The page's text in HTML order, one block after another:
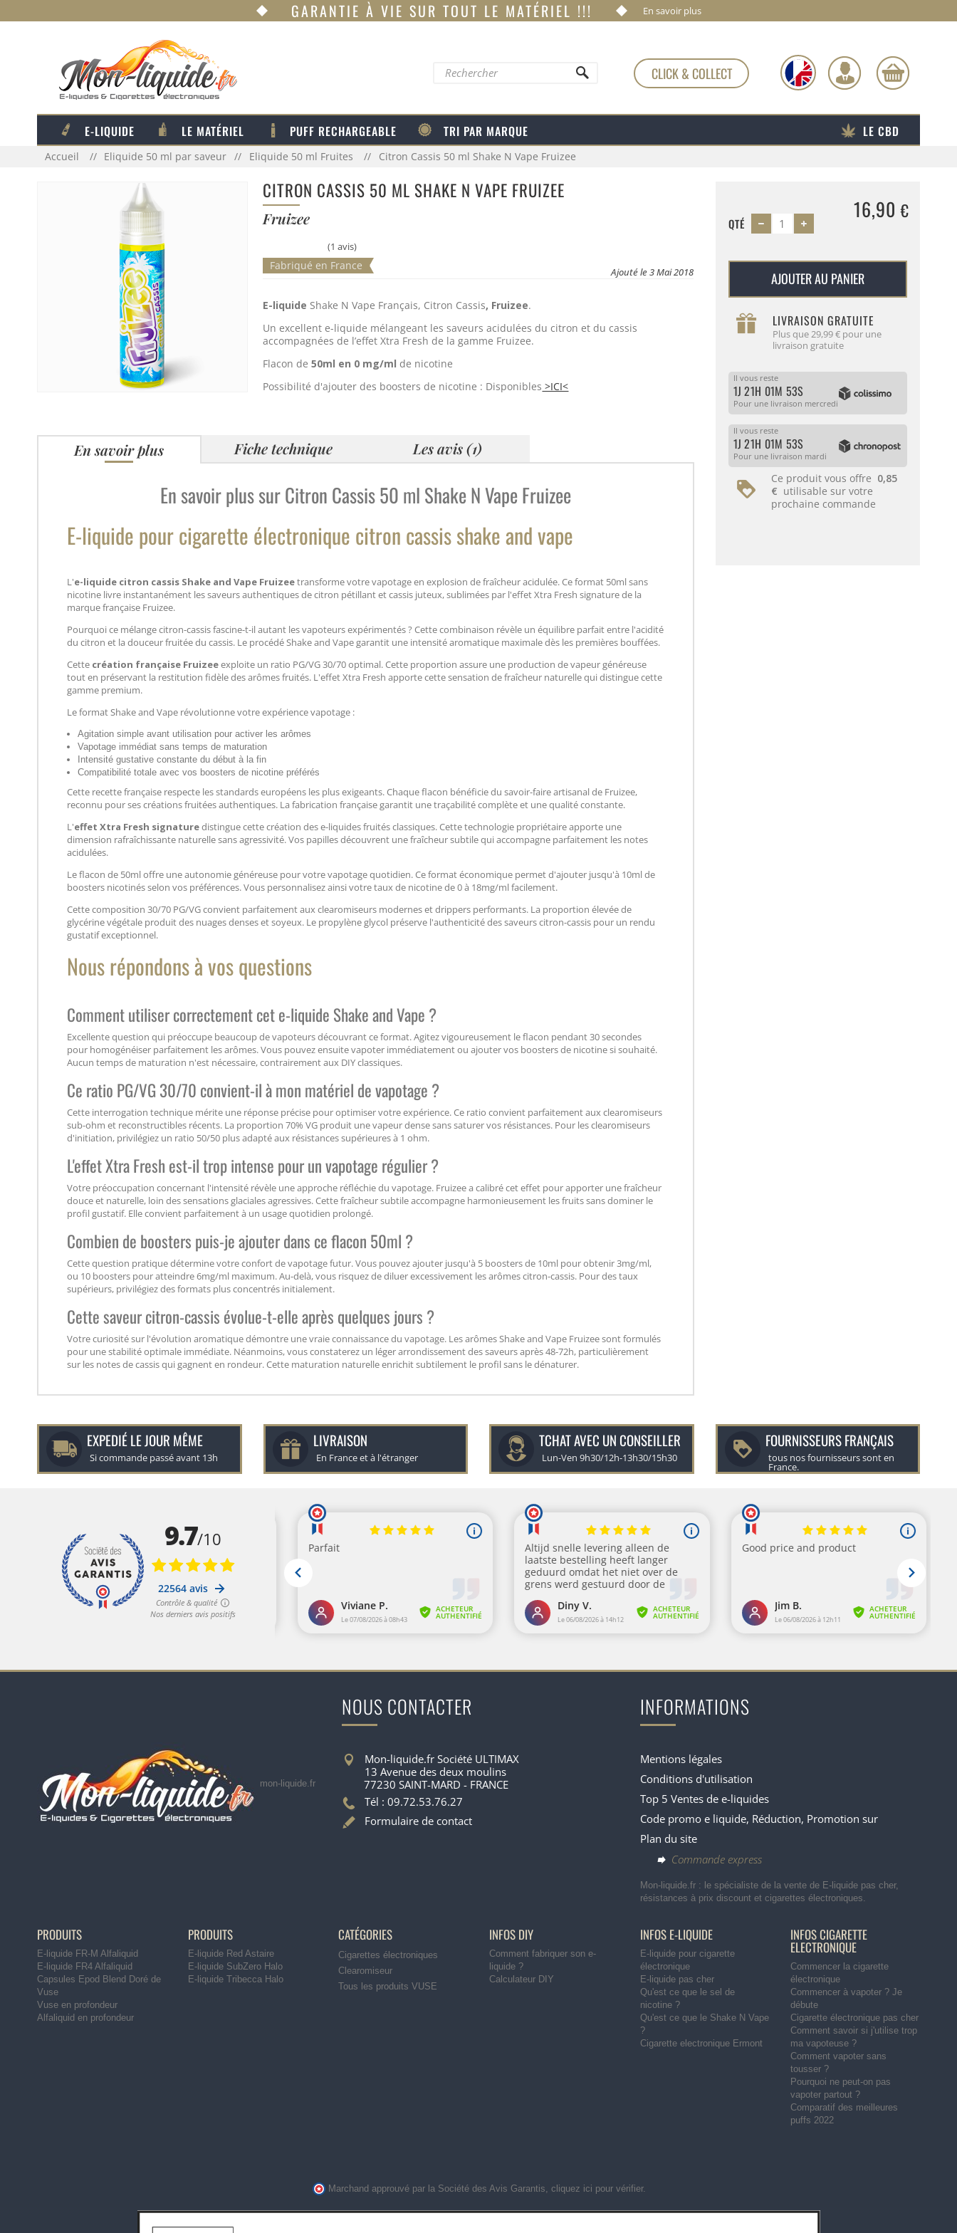
GARANTIE À VIE SUR TOUT LE MATÉRIEL !!! En savoir plus
CLICK & COLLECT
E-LIQUIDE LE MATÉRIEL PUFF RECHARGEABLE TRI PAR MARQUE LE CBD
Accueil Eliquide 50 ml par saveur Eliquide 50 ml Fruites Citron Cassis 50 ml Shake N Vape Fruizee
CITRON CASSIS 50 ML SHAKE N VAPE FRUIZEE
Fruizee
(1 avis)
Ajouté le 3 Mai 2018
Fabriqué en France
E-liquide Shake N Vape Français, Citron Cassis, Fruizee.
Un excellent e-liquide mélangeant les saveurs acidulées du citron et du cassis
accompagnées de l’effet Xtra Fresh de la gamme Fruizee.
Flacon de50ml en 0 mg/ml de nicotine
Possibilité d'ajouter des boosters de nicotine : Disponibles >ICI<
En savoir plus Fiche technique Les avis (1)
En savoir plus sur Citron Cassis 50 ml Shake N Vape Fruizee
E-liquide pour cigarette électronique citron cassis shake and vape
L'e-liquide citron cassis Shake and Vape Fruizeetransforme votre vapotage en explosion de fraîcheur acidulée. Ce format 50ml sans
nicotine livre instantanément les saveurs authentiques de citron pétillant et cassis juteux, sublimées par l'effet Xtra Fresh signature de la
marque française Fruizee.
Pourquoi ce mélange citron-cassis fascine-t-il autant les vapoteurs expérimentés ? Cette combinaison révèle un équilibre parfait entre l'acidité
du citron et la douceur fruitée du cassis. Le procédé Shake and Vape garantit une intensité aromatique maximale dès les premières bouffées.
Cette création française Fruizeeexploite un ratio PG/VG 30/70 optimal. Cette proportion assure une production de vapeur généreuse
tout en préservant la restitution fidèle des arômes fruités. L'effet Xtra Fresh apporte cette sensation de fraîcheur naturelle qui distingue cette
gamme premium.
Le format Shake and Vape révolutionne votre expérience vapotage :
Agitation simple avant utilisation pour activer les arômes
Vapotage immédiat sans temps de maturation
Intensité gustative constante du début à la fin
Compatibilité totale avec vos boosters de nicotine préférés
Cette recette française respecte les standards européens les plus exigeants. Chaque flacon bénéficie du savoir-faire artisanal de Fruizee,
reconnu pour ses créations fruitées authentiques. La fabrication française garantit une traçabilité complète et une qualité constante.
L'effet Xtra Fresh signaturedistingue cette création des e-liquides fruités classiques. Cette technologie propriétaire apporte une
dimension rafraîchissante naturelle sans agressivité. Vos papilles découvrent une fraîcheur subtile qui accompagne parfaitement les notes
acidulées.
Le flacon de 50ml offre une autonomie généreuse pour votre vapotage quotidien. Ce format économique permet d'ajouter jusqu'à 10ml de
boosters nicotinés selon vos préférences. Vous personnalisez ainsi votre taux de nicotine de 0 à 18mg/ml facilement.
Cette composition 30/70 PG/VG convient parfaitement aux clearomiseurs modernes et drippers performants. La proportion élevée de
glycérine végétale produit des nuages denses et soyeux. Le propylène glycol préserve l'authenticité des saveurs citron-cassis pour un rendu
gustatif exceptionnel.
Nous répondons à vos questions
Comment utiliser correctement cet e-liquide Shake and Vape ?
Excellente question qui préoccupe beaucoup de vapoteurs découvrant ce format. Agitez vigoureusement le flacon pendant 30 secondes
pour homogénéiser parfaitement les arômes. Vous pouvez ensuite vapoter immédiatement ou ajouter vos boosters de nicotine si souhaité.
Aucun temps de maturation n'est nécessaire, contrairement aux DIY classiques.
Ce ratio PG/VG 30/70 convient-il à mon matériel de vapotage ?
Cette interrogation technique mérite une réponse précise pour optimiser votre expérience. Ce ratio convient parfaitement aux clearomiseurs
sub-ohm et reconstructibles récents. La proportion 70% VG produit une vapeur dense sans saturer vos résistances. Pour les clearomiseurs
d'initiation, privilégiez un ratio 50/50 plus adapté aux résistances supérieures à 1 ohm.
L'effet Xtra Fresh est-il trop intense pour un vapotage régulier ?
Votre préoccupation concernant l'intensité révèle une approche réfléchie du vapotage. Fruizee a calibré cet effet pour apporter une fraîcheur
douce et naturelle, loin des sensations glaciales agressives. Cette fraîcheur subtile accompagne harmonieusement les fruits sans dominer le
profil gustatif. Elle convient parfaitement à un usage quotidien prolongé.
Combien de boosters puis-je ajouter dans ce flacon 50ml ?
Cette question pratique détermine votre confort de vapotage futur. Vous pouvez ajouter jusqu'à 5 boosters de 10ml pour obtenir 3mg/ml,
ou 10 boosters pour atteindre 6mg/ml maximum. Au-delà, vous risquez de diluer excessivement les arômes citron-cassis. Pour des taux
supérieurs, privilégiez des formats plus concentrés initialement.
Cette saveur citron-cassis évolue-t-elle après quelques jours ?
Votre curiosité sur l'évolution aromatique démontre une vraie connaissance du vapotage. Les arômes Shake and Vape Fruizee sont formulés
pour une stabilité optimale immédiate. Néanmoins, vous constaterez un léger arrondissement des saveurs après 48-72h, particulièrement
sur les notes de cassis qui gagnent en rondeur. Cette maturation naturelle enrichit subtilement le profil sans le dénaturer.
QTÉ
16,90€
AJOUTER AU PANIER
LIVRAISON GRATUITE
Plus que 29,99 € pour une
livraison gratuite
Il vous reste
1J 21H 01M 52S
Pour une livraison mercredi
Il vous reste
1J 21H 01M 52S
Pour une livraison mardi
Ce produit vous offre 0,85
€ utilisable sur votre
prochaine commande
EXPEDIÉ LE JOUR MÊME
Si commande passé avant 13h
LIVRAISON
En France et à l'étranger
TCHAT AVEC UN CONSEILLER
Lun-Ven 9h30/12h-13h30/15h30
FOURNISSEURS FRANÇAIS
tous nos fournisseurs sont en
France.
mon-liquide.fr
NOUS CONTACTER
Mon-liquide.fr Société ULTIMAX
13 Avenue des deux moulins
77230 SAINT-MARD - FRANCE
Tél : 09.72.53.76.27
Formulaire de contact
INFORMATIONS
Mentions légales
Conditions d'utilisation
Top 5 Ventes de e-liquides
Code promo e liquide, Réduction, Promotion sur
Plan du site
Commande express
Mon-liquide.fr : le spécialiste de la vente de E-liquide pas cher,
résistances à prix discount et cigarettes électroniques.
PRODUITS
E-liquide FR-M Alfaliquid
E-liquide FR4 Alfaliquid
Capsules Epod Blend Doré de
Vuse
Vuse en profondeur
Alfaliquid en profondeur
PRODUITS
E-liquide Red Astaire
E-liquide SubZero Halo
E-liquide Tribecca Halo
CATÉGORIES
Cigarettes électroniques
Clearomiseur
Tous les produits VUSE
INFOS DIY
Comment fabriquer son e-
liquide ?
Calculateur DIY
INFOS E-LIQUIDE
E-liquide pour cigarette
électronique
E-liquide pas cher
Qu'est ce que le sel de
nicotine ?
Qu'est ce que le Shake N Vape
?
Cigarette electronique Ermont
INFOS CIGARETTE
ELECTRONIQUE
Commencer la cigarette
électronique
Commencer à vapoter ? Je
débute
Cigarette électronique pas cher
Comment savoir si j'utilise trop
ma vapoteuse ?
Comment vapoter sans
tousser ?
Pourquoi ne peut-on pas
vapoter partout ?
Comparatif des meilleures
puffs 2022
Marchand approuvé par la Société des Avis Garantis, cliquez ici pour vérifier.